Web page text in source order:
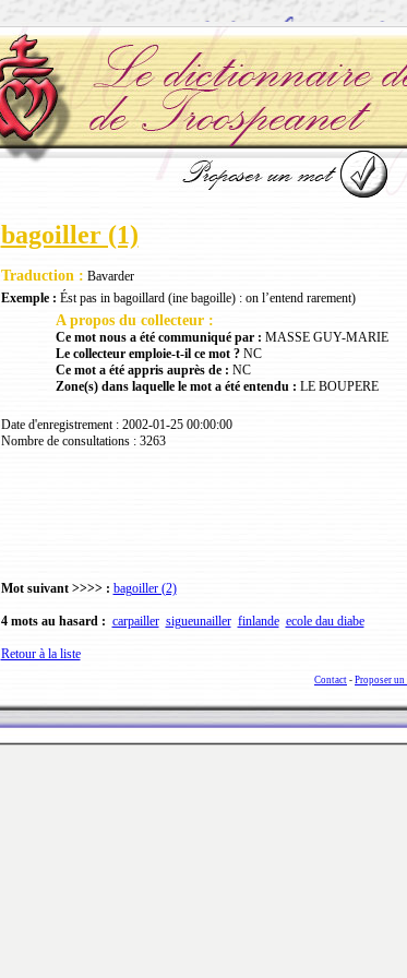
bagoiller (1)
Traduction : Bavarder
Exemple : Ést pas in bagoillard (ine bagoille) : on l’entend rarement)
A propos du collecteur :
Ce mot nous a été communiqué par : MASSE GUY-MARIE
Le collecteur emploie-t-il ce mot ?NC
Ce mot a été appris auprès de : NC
Zone(s) dans laquelle le mot a été entendu : LE BOUPERE
Date d'enregistrement : 2002-01-25 00:00:00
Nombre de consultations : 3263
Mot suivant >>>> : bagoiller (2)
4 mots au hasard : carpailler sigueunailler finlande ecole dau diabe
Retour à la liste
Contact - Proposer un